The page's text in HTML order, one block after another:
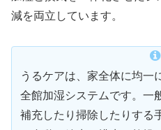
減を両立しています。
うるケアは、家全体に均一
全館加湿システムです。一
補充したり掃除したりする